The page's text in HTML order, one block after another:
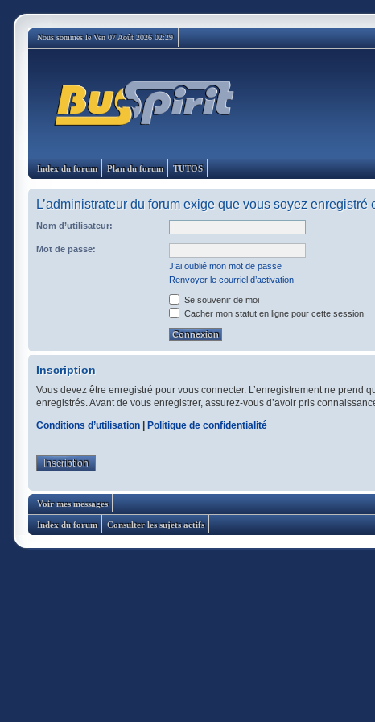
Nous sommes le Ven 07 Août 2026 02:29
Index du forum Plan du forum TUTOS
L’administrateur du forum exige que vous soyez enregistré
Nom d’utilisateur:
Mot de passe:
J’ai oublié mon mot de passe
Renvoyer le courriel d’activation
Se souvenir de moi
Cacher mon statut en ligne pour cette session
Inscription
Vous devez être enregistré pour vous connecter. L’enregistrement ne
enregistrés. Avant de vous enregistrer, assurez-vous d’avoir pris
Conditions d’utilisation
Politique de confidentialité
Inscription
Voir mes messages
Index du forum Consulter les sujets actifs